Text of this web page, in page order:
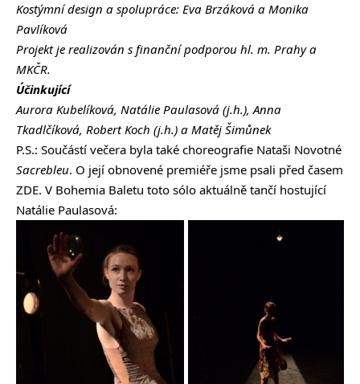
Kostýmní design a spolupráce: Eva Brzáková a Monika
Pavlíková
Projekt je realizován s finanční podporou hl. m. Prahy a
MKČR.
Účinkující
Aurora Kubelíková, Natálie Paulasová (j.h.), Anna
Tkadlčíková, Robert Koch (j.h.) a Matěj Šimůnek
P.S.: Součástí večera byla také choreografie Nataši Novotné
Sacrebleu. O její obnovené premiéře jsme psali před časem
ZDE. V Bohemia Baletu toto sólo aktuálně tančí hostující
Natálie Paulasová: